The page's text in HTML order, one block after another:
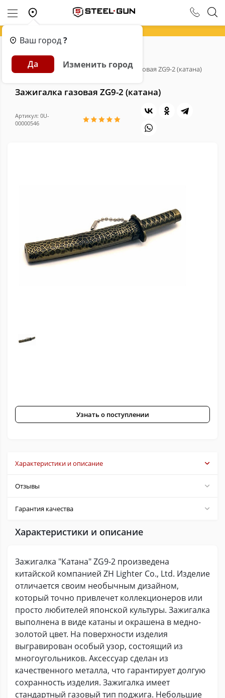
Ваш город?
Да Изменить город
Главная Каталог
Сувенирные зажигалки
Зажигалка газовая ZG9-2 (катана)
Зажигалка газовая ZG9-2 (катана)
Артикул: 0U-
00000546
Узнать о поступлении
Характеристики и описание
Отзывы
Гарантия качества
Характеристики и описание
Зажигалка "Катана" ZG9-2 произведена
китайской компанией ZH Lighter Co., Ltd. Изделие
отличается своим необычным дизайном,
который точно привлечет коллекционеров или
просто любителей японской культуры. Зажигалка
выполнена в виде катаны и окрашена в медно-
золотой цвет. На поверхности изделия
выгравирован особый узор, состоящий из
многоугольников. Аксессуар сделан из
качественного металла, что гарантирует долгую
сохранность изделия. Зажигалка имеет
стандартный газовый тип поджига. Небольшие